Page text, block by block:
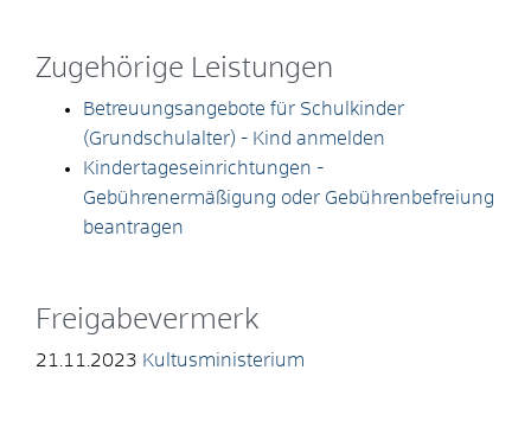
Zugehörige Leistungen
Betreuungsangebote für Schulkinder
(Grundschulalter) - Kind anmelden
Kindertageseinrichtungen -
Gebührenermäßigung oder Gebührenbefreiung
beantragen
Freigabevermerk
21.11.2023 Kultusministerium